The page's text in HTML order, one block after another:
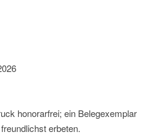
honorarfrei; ein Belegexemplar
erbeten.